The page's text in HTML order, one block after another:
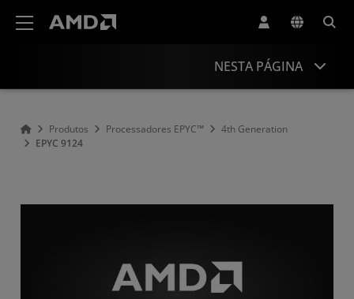
NESTA PÁGINA
Produtos Processadores EPYC™
4th Generation
EPYC 9124